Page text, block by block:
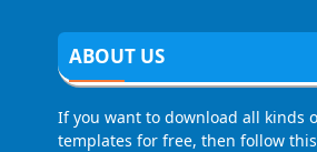
ABOUT US
If you want to download all kinds
templates for free, then follow